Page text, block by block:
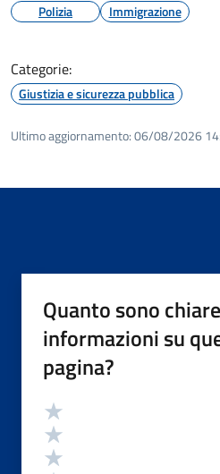
Polizia Immigrazione
Categorie:
Giustizia e sicurezza pubblica
Ultimo aggiornamento:06/08/2026
Quanto sono
informazioni su
pagina?
Valutazione